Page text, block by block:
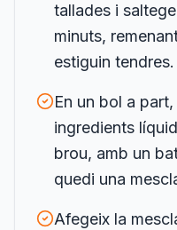
tallades i
minuts,
estiguin tendres.
En un bol a
ingredients
brou, amb un
quedi una
Afegeix la